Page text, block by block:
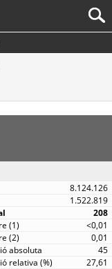
8.124.126
1.522.819
208
<0,01
0,01
45
27,61